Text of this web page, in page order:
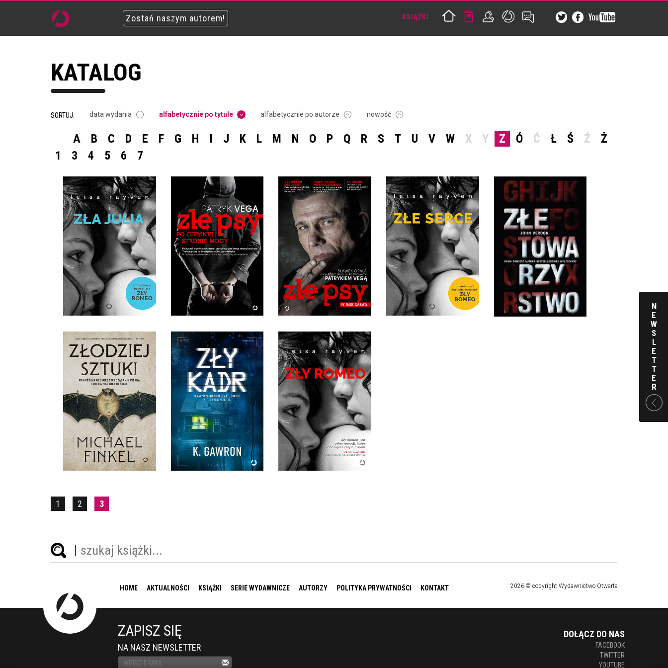
Zostań naszym autorem! KSIĄŻKI
KATALOG
SORTUJ: data wydania alfabetycznie po tytule alfabetycznie po autorze nowość
A B C D E F G H I J K L M N O P Q R S T U V W X Y Z Ó Ć Ł Ś Ź
Ż
1
3 4 5 6 7
ZŁA JULIA
LEISA RAYVEN
36,90 ZŁ
ZŁE PSY. PO CIEMNEJ
STRONIE MOCY
PATRYK VEGA
OPRAWA MIĘKKA
36,90 ZŁ
ZŁE PSY. W IMIĘ ZASAD
PATRYK VEGA
OPRAWA MIĘKKA
36,90 ZŁ
ZŁE SERCE
LEISA RAYVEN
OPRAWA MIĘKKA
36,90 ZŁ
ZŁE TOWARZYSTWO
JOHN VERDON
OPRAWA MIĘKKA
39,90 ZŁ
ZŁODZIEJ SZTUKI.
PRAWDZIWA OPOWIEŚĆ
O POŻĄDANIU PIĘKNA I
NIEBEZPIECZNEJ
OBSESJI
MICHAEL FINKEL
OPRAWA MIĘKKA
49,99 ZŁ
ZŁY KADR
K. GAWRON
OPRAWA MIĘKKA
54,99 ZŁ
ZŁY ROMEO
LEISA RAYVEN
OPRAWA MIĘKKA
36,90 ZŁ
1 2 3
HOME AKTUALNOŚCI KSIĄŻKI SERIE WYDAWNICZE AUTORZY POLITYKA PRYWATNOŚCI KONTAKT 2026 © copyright Wydawnictwo Otwarte
ZAPISZ SIĘ
NA NASZ NEWSLETTER
DOŁĄCZ DO NAS
FACEBOOK
TWITTER
YOUTUBE
N
E
W
S
L
E
T
T
E
R